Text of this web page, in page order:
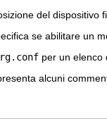
del dispositivo
se abilitare un
per un elenco
alcuni